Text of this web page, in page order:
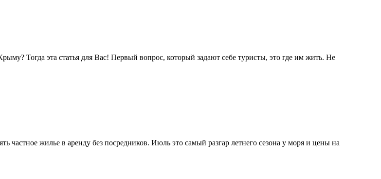
Тогда эта статья для Вас! Первый вопрос, который задают себе туристы, это где им жить. Не
жилье в аренду без посредников. Июль это самый разгар летнего сезона у моря и цены на